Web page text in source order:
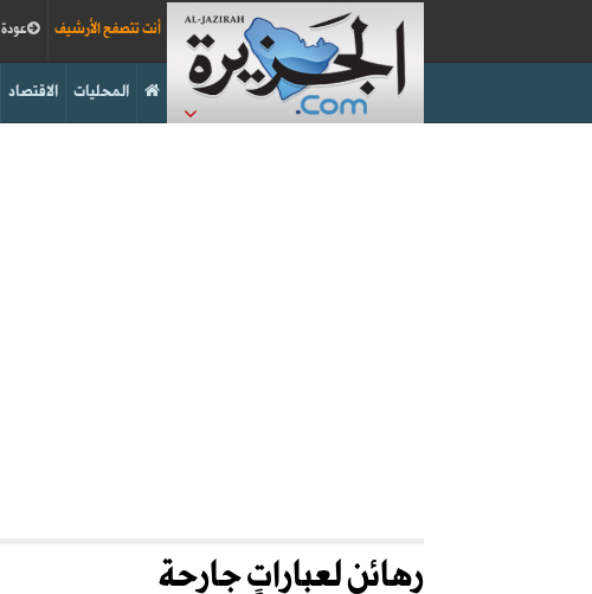
عودة أنت تتصفح الأرشيف
الاقتصاد المحليات
رهائن لعباراتٍ جارحة